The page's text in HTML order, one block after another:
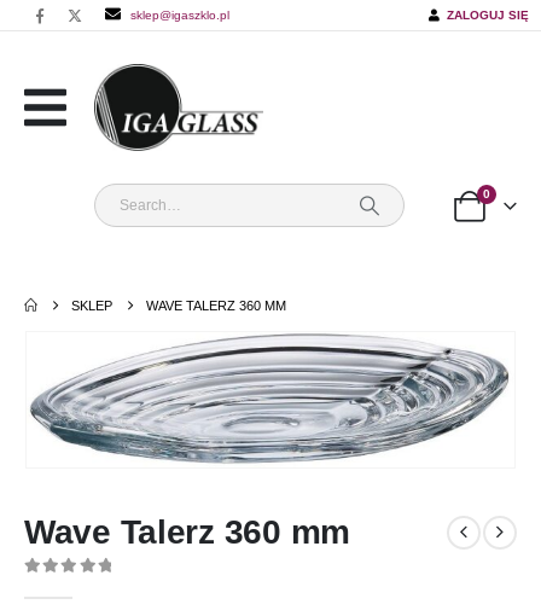
sklep@igaszklo.pl ZALOGUJ SIĘ
0
SKLEP WAVE TALERZ 360 MM
Wave Talerz 360 mm